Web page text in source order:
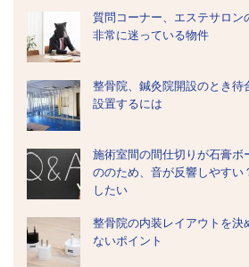
質問コーナー、エステサロン
非常に迷っている物件
整骨院、鍼灸院開設のとき待
設置するには
施術室間の間仕切りが石膏ボ
ののため、音が反響しやすい
したい
整骨院の内装レイアウトを決
ないポイント